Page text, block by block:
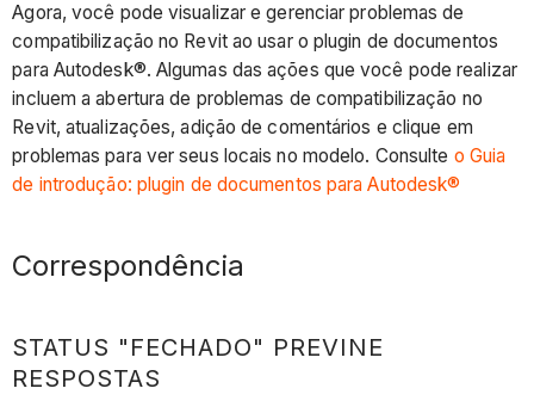
Agora, você pode visualizar e gerenciar problemas de
compatibilização no Revit ao usar o plugin de documentos
para Autodesk®. Algumas das ações que você pode realizar
incluem a abertura de problemas de compatibilização no
Revit, atualizações, adição de comentários e clique em
problemas para ver seus locais no modelo. Consulte o Guia
de introdução: plugin de documentos para Autodesk®
Correspondência
STATUS "FECHADO" PREVINE
RESPOSTAS